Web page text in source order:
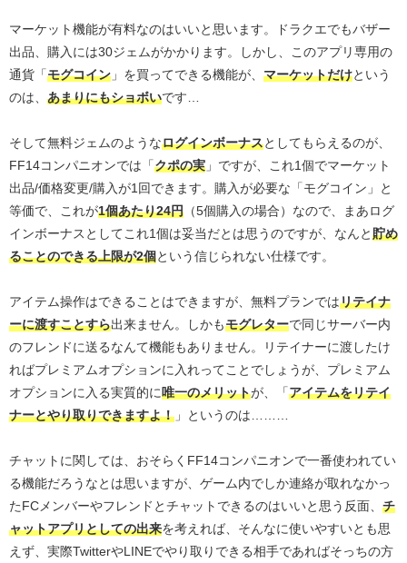
マーケット機能が有料なのはいいと思います。ドラクエでもバザー
出品、購入には30ジェムがかかります。しかし、このアプリ専用の
通貨「モグコイン 」を買ってできる機能が、 マーケットだけという
のは、 あまりにもショボいです…
そして無料ジェムのようなログインボーナスとしてもらえるのが、
FF14コンパニオンでは「クポの実 」ですが、これ1個でマーケット
出品/価格変更/購入が1回できます。購入が必要な「モグコイン」と
等価で、これが1個あたり24円 （5個購入の場合）なので、まあログ
インボーナスとしてこれ1個は妥当だとは思うのですが、なんと貯め
ることのできる上限が2個という信じられない仕様です。
アイテム操作はできることはできますが、無料プランではリテイナ
ーに渡すことすら出来ません。しかもモグレターで同じサーバー内
のフレンドに送るなんて機能もありません。リテイナーに渡したけ
ればプレミアムオプションに入れってことでしょうが、プレミアム
オプションに入る実質的に唯一のメリットが、「アイテムをリテイ
ナーとやり取りできますよ！ 」というのは………
チャットに関しては、おそらくFF14コンパニオンで一番使われてい
る機能だろうなとは思いますが、ゲーム内でしか連絡が取れなかっ
たFCメンバーやフレンドとチャットできるのはいいと思う反面、 チ
ャットアプリとしての出来を考えれば、そんなに使いやすいとも思
えず、実際TwitterやLINEでやり取りできる相手であればそっちの方